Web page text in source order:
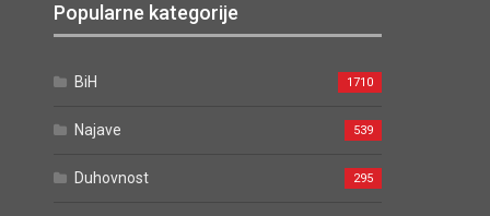
Popularne kategorije
BiH 1710
Najave 539
Duhovnost 295